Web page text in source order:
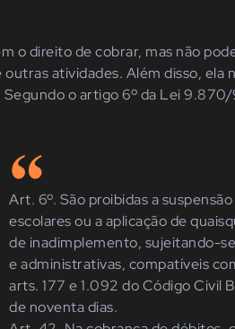
o direito de cobrar, mas não
outras atividades. Além disso,
o artigo 6º da Lei
Art. 6º. São proibidas a
escolares ou a aplicação de
de inadimplemento, sujeitando-
e administrativas, compatíveis
arts. 177 e 1.092 do Código Civil
de noventa dias.